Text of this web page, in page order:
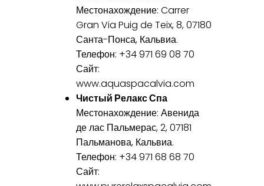
Местонахождение: Carrer
Gran Via Puig de Teix, 8, 07180
Санта-Понса, Кальвиа.
Телефон: +34 971 69 08 70
Сайт:
www.aquaspacalvia.com
Чистый Релакс Спа
Местонахождение: Авенида
де лас Пальмерас, 2, 07181
Пальманова, Кальвиа.
Телефон: +34 971 68 68 70
Сайт: